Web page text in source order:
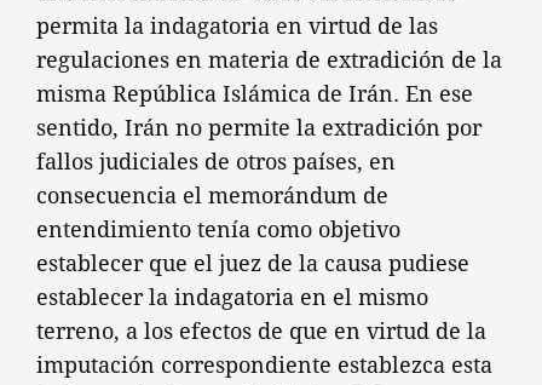
permita la indagatoria en virtud de las
regulaciones en materia de extradición de la
misma República Islámica de Irán. En ese
sentido, Irán no permite la extradición por
fallos judiciales de otros países, en
consecuencia el memorándum de
entendimiento tenía como objetivo
establecer que el juez de la causa pudiese
establecer la indagatoria en el mismo
terreno, a los efectos de que en virtud de la
imputación correspondiente establezca esta